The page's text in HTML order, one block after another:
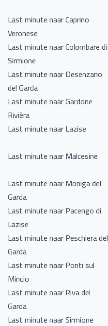
Last minute naar Caprino
Veronese
Last minute naar Colombare di
Sirmione
Last minute naar Desenzano
del Garda
Last minute naar Gardone
Rivièra
Last minute naar Lazise
Last minute naar Malcesine
Last minute naar Moniga del
Garda
Last minute naar Pacengo di
Lazise
Last minute naar Peschiera del
Garda
Last minute naar Ponti sul
Mincio
Last minute naar Riva del
Garda
Last minute naar Sirmione